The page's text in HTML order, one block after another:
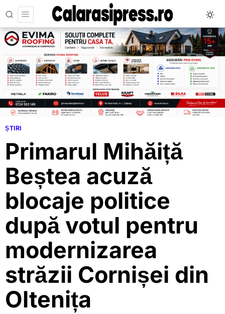
ȘTIRI
Primarul Mihăiță
Beștea acuză
blocaje politice
după votul pentru
modernizarea
străzii Cornișei din
Oltenița